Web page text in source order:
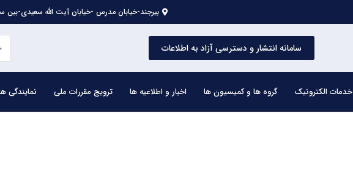
بیرجند-خیابان مدرس -خیابان آیت الله سعیدی-بین
سامانه انتشار و دسترسی آزاد به اطلاعات
خدمات الکترونیک گروه ها و کمیسیون ها اخبار و اطلاعیه ها ترویج مقررات ملی نمایندگی